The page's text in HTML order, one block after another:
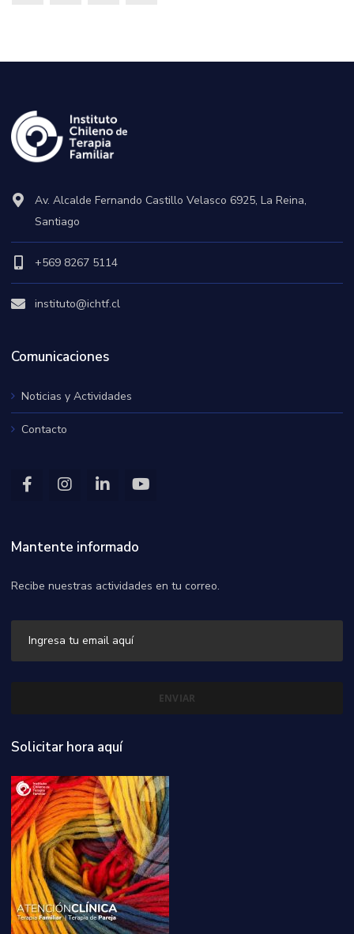
Av. Alcalde Fernando Castillo Velasco 6925, La Reina,
Santiago
+569 8267 5114
instituto@ichtf.cl
Comunicaciones
Noticias y Actividades
Contacto
Mantente informado
Recibe nuestras actividades en tu correo.
Solicitar hora aquí